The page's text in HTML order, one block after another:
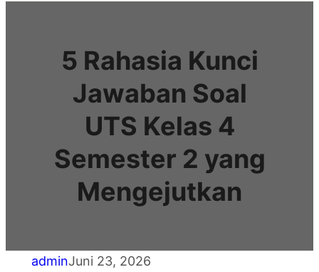
5 Rahasia Kunci
Jawaban Soal
UTS Kelas 4
Semester 2 yang
Mengejutkan
adminJuni 23, 2026